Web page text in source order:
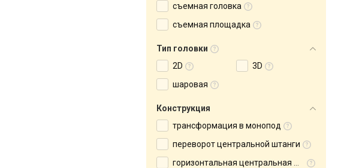
съемная головка
съемная площадка
Тип головки
2D
3D
шаровая
Конструкция
трансформация в монопод
переворот центральной штанги
горизонтальная центральная штанга